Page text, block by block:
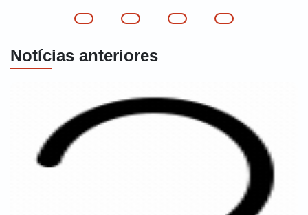
Notícias anteriores